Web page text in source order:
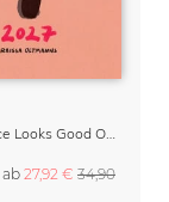
Confidence Looks Good On You Kalender 2027
ab 27,92 € 34,90